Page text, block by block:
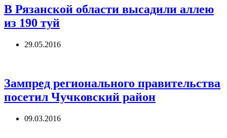
В Рязанской области высадили аллею
из 190 туй
29.05.2016
Зампред регионального правительства
посетил Чучковский район
09.03.2016